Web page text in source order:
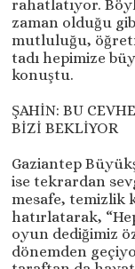
rahatlatıyor.
zaman olduğu
mutluluğu,
tadı hepimize
konuştu.
ŞAHİN: BU
BİZİ BEKLİYOR
Gaziantep
ise tekrardan
mesafe, temizlik
hatırlatarak,
oyun dediğimiz
dönemden